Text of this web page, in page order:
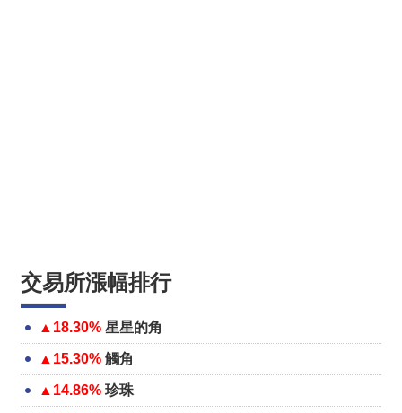
交易所漲幅排行
▲18.30% 星星的角
▲15.30% 觸角
▲14.86% 珍珠